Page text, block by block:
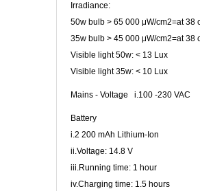
Irradiance:
50w bulb > 65 000 μW/cm2=at 38
35w bulb > 45 000 μW/cm2=at 38
Visible light 50w: < 13 Lux
Visible light 35w: < 10 Lux
Mains - Voltage i.100 -230 VAC
Battery
i.2 200 mAh Lithium-Ion
ii.Voltage: 14.8 V
iii.Running time: 1 hour
iv.Charging time: 1.5 hours